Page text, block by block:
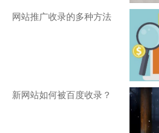
网站推广收录的多种方法
新网站如何被百度收录？